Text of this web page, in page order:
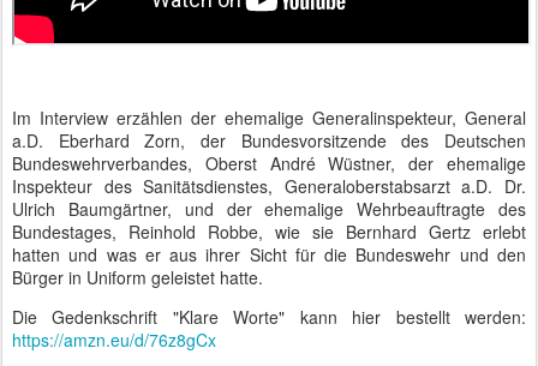
Im Interview erzählen der ehemalige Generalinspekteur, General
a.D. Eberhard Zorn, der Bundesvorsitzende des Deutschen
Bundeswehrverbandes, Oberst André Wüstner, der ehemalige
Inspekteur des Sanitätsdienstes, Generaloberstabsarzt a.D. Dr.
Ulrich Baumgärtner, und der ehemalige Wehrbeauftragte des
Bundestages, Reinhold Robbe, wie sie Bernhard Gertz erlebt
hatten und was er aus ihrer Sicht für die Bundeswehr und den
Bürger in Uniform geleistet hatte.
Die Gedenkschrift "Klare Worte" kann hier bestellt werden:
https://amzn.eu/d/76z8gCx